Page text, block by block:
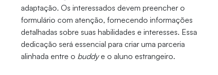
adaptação. Os interessados devem preencher o
formulário com atenção, fornecendo informações
detalhadas sobre suas habilidades e interesses. Essa
dedicação será essencial para criar uma parceria
alinhada entre o buddye o aluno estrangeiro.